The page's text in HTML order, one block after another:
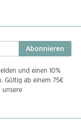
Abonnieren
und einen 10%
Gültig ab einem 75€
unsere